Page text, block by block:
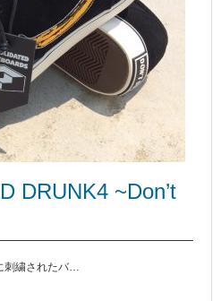
DRUNK4 ~Don’t
刺繍されたバ…